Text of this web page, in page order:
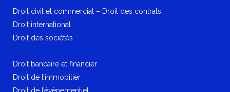
Droit civil et commercial – Droit des contrats
Droit international
Droit des sociétés
Droit bancaire et financier
Droit de l’immobilier